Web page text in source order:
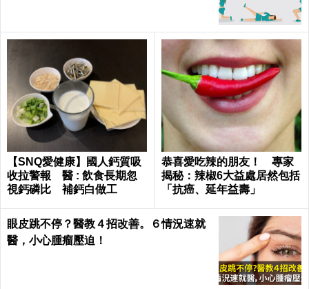
【SNQ愛健康】國人鈣質吸
收拉警報 醫 : 飲食長期忽
視鈣磷比 補鈣白做工
恭喜愛吃辣的朋友！ 專家
揭秘：辣椒6大益處居然包括
「抗癌、延年益壽」
眼皮跳不停？醫教４招改善。６情況速就
醫，小心腫瘤壓迫！